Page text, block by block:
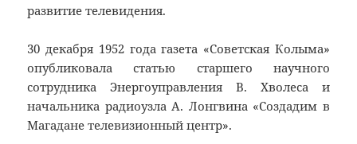
развитие телевидения.
30 декабря 1952 года газета «Советская Колыма»
опубликовала статью старшего научного
сотрудника Энергоуправления В. Хволеса и
начальника радиоузла А. Лонгвина «Создадим в
Магадане телевизионный центр».